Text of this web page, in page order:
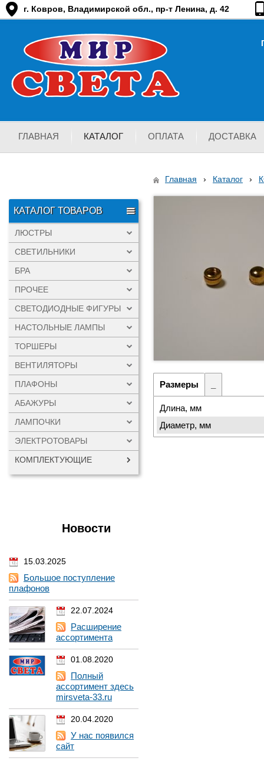
г. Ковров, Владимирской обл., пр-т Ленина, д. 42
ГЛАВНАЯ КАТАЛОГ ОПЛАТА ДОСТАВКА
КАТАЛОГ ТОВАРОВ
ЛЮСТРЫ
СВЕТИЛЬНИКИ
БРА
ПРОЧЕЕ
СВЕТОДИОДНЫЕ ФИГУРЫ
НАСТОЛЬНЫЕ ЛАМПЫ
ТОРШЕРЫ
ВЕНТИЛЯТОРЫ
ПЛАФОНЫ
АБАЖУРЫ
ЛАМПОЧКИ
ЭЛЕКТРОТОВАРЫ
КОМПЛЕКТУЮЩИЕ
Новости
15.03.2025
Большое поступление
плафонов
22.07.2024
Расширение
ассортимента
01.08.2020
Полный
ассортимент здесь
mirsveta-33.ru
20.04.2020
У нас появился
сайт
Главная › Каталог ›
Размеры
Длина, мм
Диаметр, мм